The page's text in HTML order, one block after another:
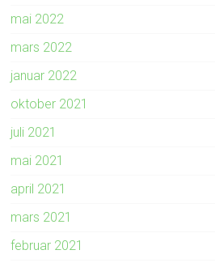
mai 2022
mars 2022
januar 2022
oktober 2021
juli 2021
mai 2021
april 2021
mars 2021
februar 2021